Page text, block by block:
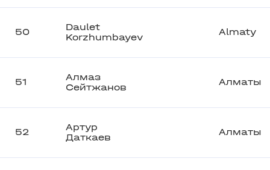
50
Daulet
Korzhumbayev
Almaty
51
Алмаз
Сейтжанов
Алматы
52
Артур
Даткаев
Алматы